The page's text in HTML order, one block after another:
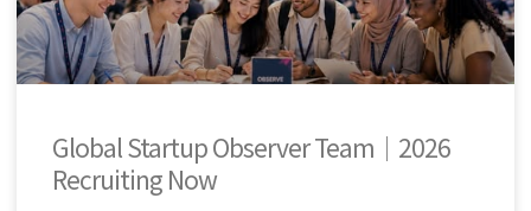
Global Startup Observer Team｜2026
Recruiting Now